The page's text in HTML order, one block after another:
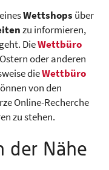
Wettshops über
zu informieren,
DieWettbüro
oder anderen
dieWettbüro
von den
Online-Recherche
zu stehen.
der Nähe